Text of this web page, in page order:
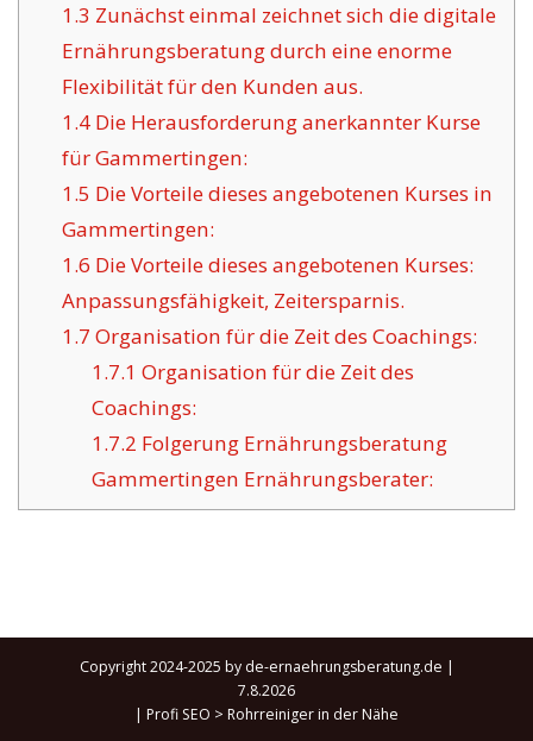
1.3 Zunächst einmal zeichnet sich die digitale
Ernährungsberatung durch eine enorme
Flexibilität für den Kunden aus.
1.4Die Herausforderung anerkannter Kurse
für Gammertingen:
1.5 Die Vorteile dieses angebotenen Kurses in
Gammertingen:
1.6 Die Vorteile dieses angebotenen Kurses:
Anpassungsfähigkeit, Zeitersparnis.
1.7 Organisation für die Zeit des Coachings:
1.7.1 Organisation für die Zeit des
Coachings:
1.7.2 Folgerung Ernährungsberatung
Gammertingen Ernährungsberater:
Copyright 2024-2025 by de-ernaehrungsberatung.de |
7.8.2026
| Profi SEO > Rohrreiniger in der Nähe